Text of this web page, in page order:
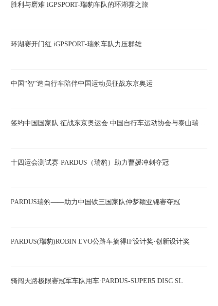
胜利与磨难 iGPSPORT-瑞豹车队的环湖赛之旅
环湖赛开门红 iGPSPORT-瑞豹车队力压群雄
中国“智”造自行车陪伴中国运动员征战东京奥运
十四运会测试赛-PARDUS（瑞豹）助力曹媛冲刺夺冠
PARDUS瑞豹——助力中国铁三国家队仲梦颖亚锦赛夺冠
PARDUS(瑞豹)ROBIN EVO公路车摘得IF设计奖·创新设计奖
骑闯天路极限赛冠军车队用车·PARDUS-SUPER5 DISC SL